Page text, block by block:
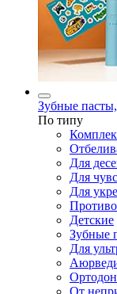
Зубные
По типу
Для
Для
Для
Детские
Зубные
Для